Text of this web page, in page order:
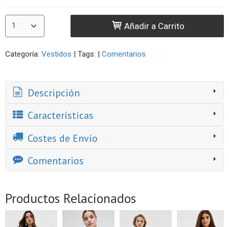
Añadir a Carrito
Categoría: Vestidos | Tags: | Comentarios
Descripción
Características
Costes de Envío
Comentarios
Productos Relacionados